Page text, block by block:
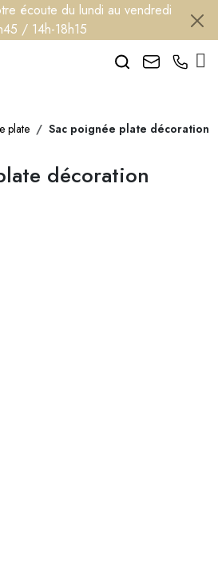
écoute du lundi au vendredi
/ 14h-18h15
Search
plate Sac poignée plate décoration
décoration